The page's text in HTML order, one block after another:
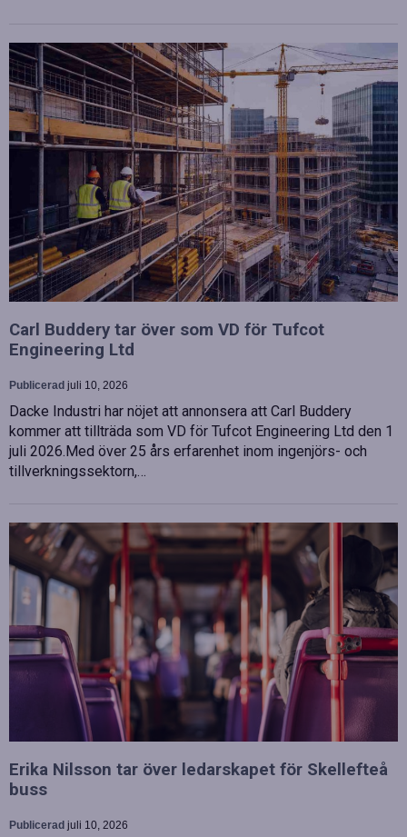
Carl Buddery tar över som VD för Tufcot
Engineering Ltd
Publicerad juli 10, 2026
Dacke Industri har nöjet att annonsera att Carl Buddery
kommer att tillträda som VD för Tufcot Engineering Ltd den 1
juli 2026.Med över 25 års erfarenhet inom ingenjörs- och
tillverkningssektorn,…
Erika Nilsson tar över ledarskapet för Skellefteå
buss
Publicerad juli 10, 2026